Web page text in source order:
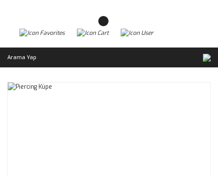
Arama Yap